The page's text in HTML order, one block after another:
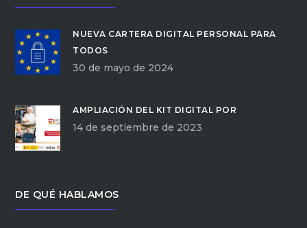
NUEVA CARTERA DIGITAL PERSONAL PARA
TODOS
30 de mayo de 2024
AMPLIACIÓN DEL KIT DIGITAL POR
14 de septiembre de 2023
DE QUÉ HABLAMOS